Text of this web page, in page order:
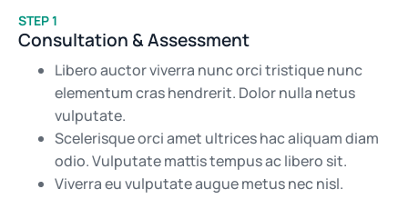
STEP 1
Consultation & Assessment
Libero auctor viverra nunc orci tristique nunc
elementum cras hendrerit. Dolor nulla netus
vulputate.
Scelerisque orci amet ultrices hac aliquam diam
odio. Vulputate mattis tempus ac libero sit.
Viverra eu vulputate augue metus nec nisl.